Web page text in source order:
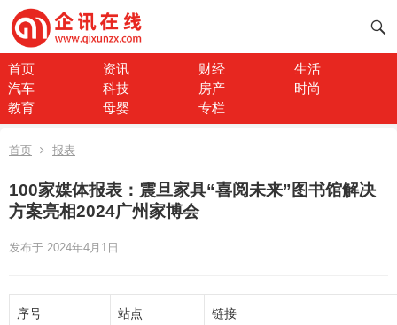
首页 资讯 财经
生活
汽车
科技 房产
时尚
教育
母婴 专栏
首页 报表
100家媒体报表：震旦家具“喜阅未来”图书馆解决
方案亮相2024广州家博会
发布于 2024年4月1日
序号 站点 链接